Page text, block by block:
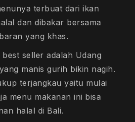
terbuat dari ikan
dan dibakar bersama
yang khas.
seller adalah Udang
manis gurih bikin nagih.
terjangkau yaitu mulai
menu makanan ini bisa
halal di Bali.